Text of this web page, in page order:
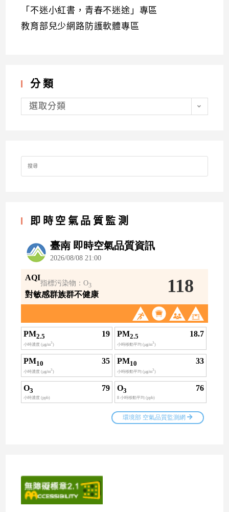
「不迷小紅書，青春不迷途」專區
教育部兒少網路防護軟體專區
分類
分
類選取分類
Search
for:
即時空氣品質監測